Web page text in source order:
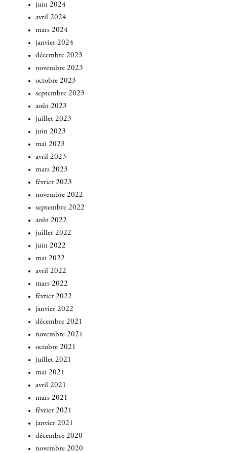
juin 2024
avril 2024
mars 2024
janvier 2024
décembre 2023
novembre 2023
octobre 2023
septembre 2023
août 2023
juillet 2023
juin 2023
mai 2023
avril 2023
mars 2023
février 2023
novembre 2022
septembre 2022
août 2022
juillet 2022
juin 2022
mai 2022
avril 2022
mars 2022
février 2022
janvier 2022
décembre 2021
novembre 2021
octobre 2021
juillet 2021
mai 2021
avril 2021
mars 2021
février 2021
janvier 2021
décembre 2020
novembre 2020
INSCRIVEZ-VOUS